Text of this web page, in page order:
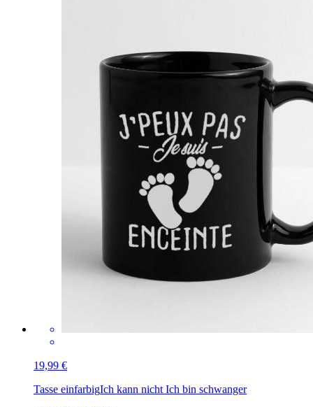
19,99 €
Tasse einfarbigIch kann nicht Ich bin schwanger